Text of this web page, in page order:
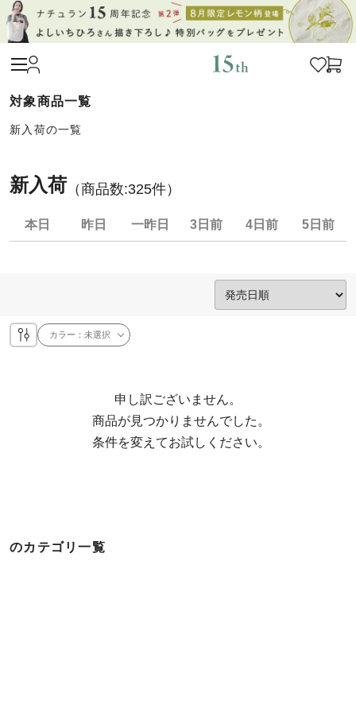
新入荷の一覧
新入荷 （商品数:325件）
本日 昨日 一昨日 3日前 4日前 5日前
カラー：未選択
申し訳ございません。
  条件を変えてお試しください。
のカテゴリ一覧